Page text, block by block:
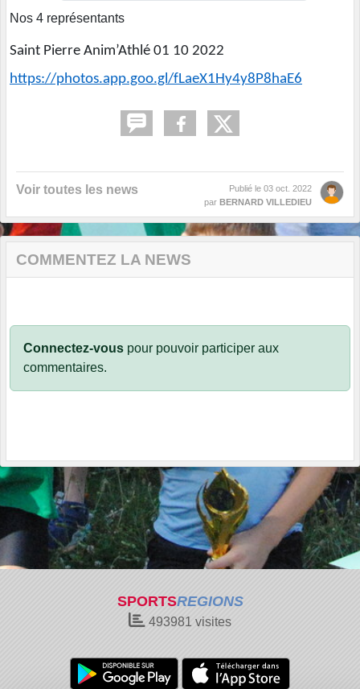
Nos 4 représentants
Saint Pierre Anim’Athlé 01 10 2022
https://photos.app.goo.gl/fLaeX1Hy4y8P8haE6
Voir toutes les news Publié le 03 oct. 2022
par BERNARD VILLEDIEU
COMMENTEZ LA NEWS
Connectez-vous pour pouvoir participer aux
commentaires.
SPORTSREGIONS
493981 visites